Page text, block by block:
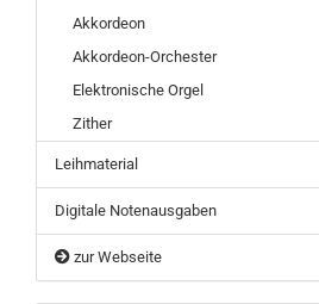
Akkordeon
Akkordeon-Orchester
Elektronische Orgel
Zither
Leihmaterial
Digitale Notenausgaben
zur Webseite